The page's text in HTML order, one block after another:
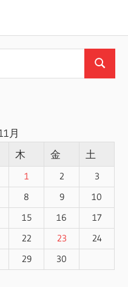
検
月
木 金 土
1 2
3
8 9
10
15 16
17
22 23
24
29 30